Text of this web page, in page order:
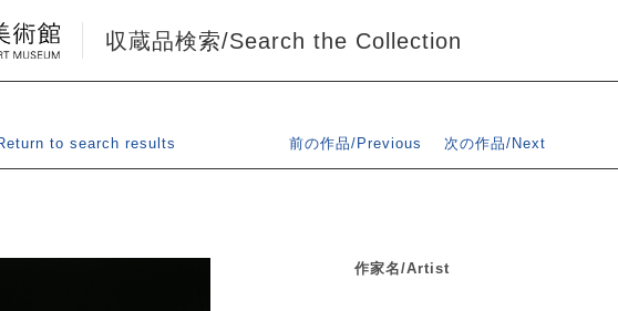
収蔵品検索/Search the Collection
to search results 前の作品/Previous 次の作品/Next
作家名/Artist